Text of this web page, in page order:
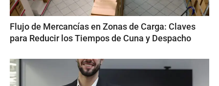
Flujo de Mercancías en Zonas de Carga: Claves
para Reducir los Tiempos de Cuna y Despacho